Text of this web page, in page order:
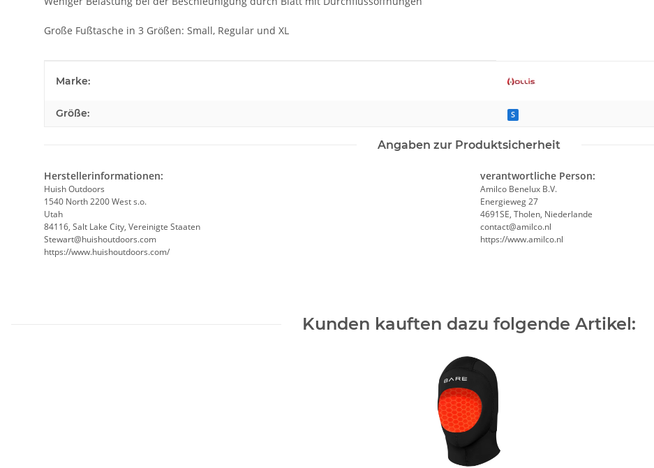
Große Fußtasche in 3 Größen: Small, Regular und XL
Marke:
Größe: S
Angaben zur Produktsicherheit
Herstellerinformationen:
Huish Outdoors
1540 North 2200 West s.o.
Utah
84116, Salt Lake City, Vereinigte Staaten
Stewart@huishoutdoors.com
https://www.huishoutdoors.com/
verantwortliche Person:
Amilco Benelux B.V.
Energieweg 27
4691SE, Tholen, Niederlande
contact@amilco.nl
https://www.amilco.nl
Kunden kauften dazu folgende Artikel: